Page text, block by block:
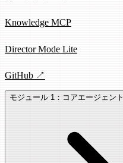
Knowledge MCP
Director Mode Lite
GitHub ↗
モジュール 1：コアエージェント